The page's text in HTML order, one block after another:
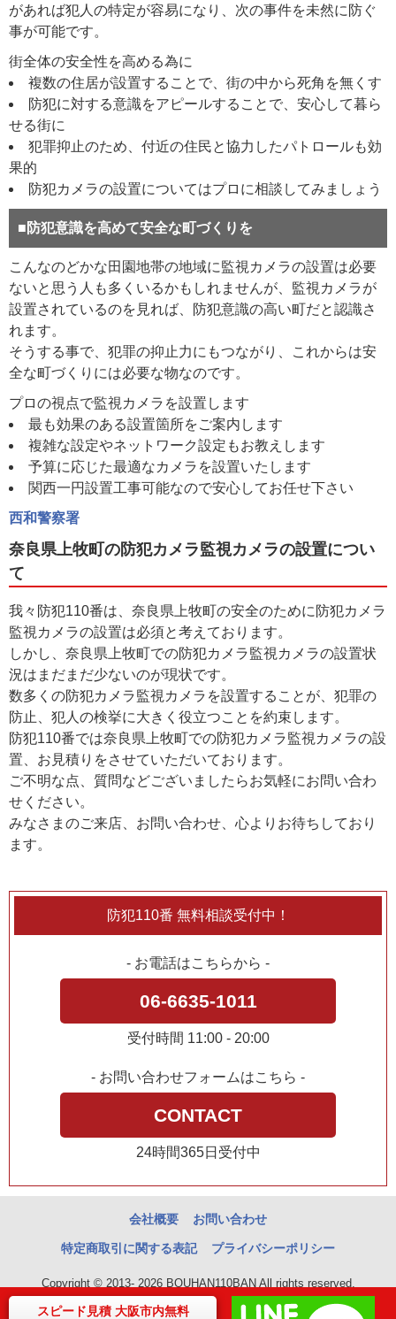
があれば犯人の特定が容易になり、次の事件を未然に防ぐ
事が可能です。
街全体の安全性を高める為に
複数の住居が設置することで、街の中から死角を無くす
防犯に対する意識をアピールすることで、安心して暮ら
せる街に
犯罪抑止のため、付近の住民と協力したパトロールも効
果的
防犯カメラの設置についてはプロに相談してみましょう
■防犯意識を高めて安全な町づくりを
こんなのどかな田園地帯の地域に監視カメラの設置は必要
ないと思う人も多くいるかもしれませんが、監視カメラが
設置されているのを見れば、防犯意識の高い町だと認識さ
れます。
そうする事で、犯罪の抑止力にもつながり、これからは安
全な町づくりには必要な物なのです。
プロの視点で監視カメラを設置します
最も効果のある設置箇所をご案内します
複雑な設定やネットワーク設定もお教えします
予算に応じた最適なカメラを設置いたします
関西一円設置工事可能なので安心してお任せ下さい
西和警察署
奈良県上牧町の防犯カメラ監視カメラの設置につい
て
我々防犯110番は、奈良県上牧町の安全のために防犯カメラ
監視カメラの設置は必須と考えております。
しかし、奈良県上牧町での防犯カメラ監視カメラの設置状
況はまだまだ少ないのが現状です。
数多くの防犯カメラ監視カメラを設置することが、犯罪の
防止、犯人の検挙に大きく役立つことを約束します。
防犯110番では奈良県上牧町での防犯カメラ監視カメラの設
置、お見積りをさせていただいております。
ご不明な点、質問などございましたらお気軽にお問い合わ
せください。
みなさまのご来店、お問い合わせ、心よりお待ちしており
ます。
防犯110番 無料相談受付中！
- お電話はこちらから -
06-6635-1011
受付時間 11:00 - 20:00
- お問い合わせフォームはこちら -
CONTACT
24時間365日受付中
会社概要 お問い合わせ
特定商取引に関する表記 プライバシーポリシー
Copyright © 2013- 2026 BOUHAN110BAN All rights reserved.
スピード見積 大阪市内無料